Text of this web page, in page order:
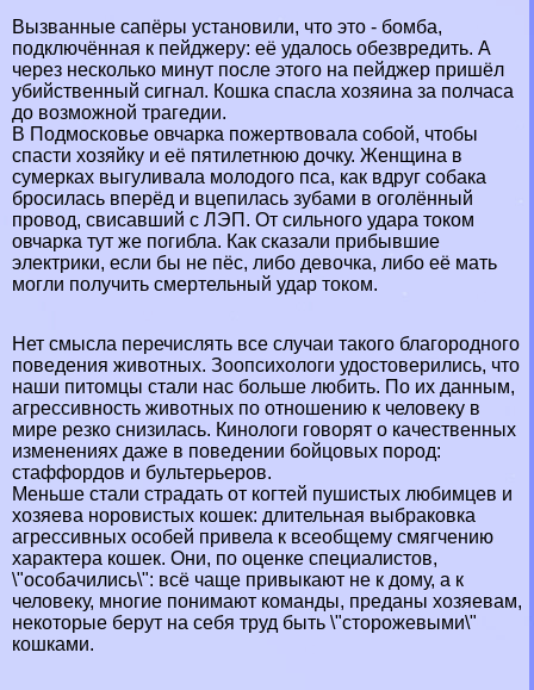
Вызванные сапёры установили, что это - бомба,
подключённая к пейджеру: её удалось обезвредить. А
через несколько минут после этого на пейджер пришёл
убийственный сигнал. Кошка спасла хозяина за полчаса
до возможной трагедии.
В Подмосковье овчарка пожертвовала собой, чтобы
спасти хозяйку и её пятилетнюю дочку. Женщина в
сумерках выгуливала молодого пса, как вдруг собака
бросилась вперёд и вцепилась зубами в оголённый
провод, свисавший с ЛЭП. От сильного удара током
овчарка тут же погибла. Как сказали прибывшие
электрики, если бы не пёс, либо дeвoчка, либо её мать
могли получить cмepтельный удар током.
Нет смысла перечислять все случаи такого благородного
поведения животных. Зоопсихологи удостоверились, что
наши питомцы стали нас больше любить. По их данным,
агрессивность животных по отношению к человеку в
мире резко снизилась. Кинологи говорят о качественных
изменениях даже в поведении бойцовых пород:
стаффордов и бультерьеров.
Меньше стали страдать от когтей пушистых любимцев и
хозяева норовистых кошек: длительная выбpaковка
агрессивных особей привела к всеобщему смягчению
хаpaктера кошек. Они, по оценке специалистов,
\"особачились\": всё чаще привыкают не к дому, а к
человеку, многие понимают комaнды, преданы хозяевам,
некоторые берут на себя труд быть \"сторожевыми\"
кошками.